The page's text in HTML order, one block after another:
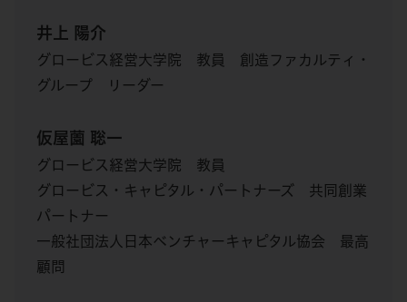
井上 陽介
グロービス経営大学院 教員 創造ファカルティ・
グループ リーダー
仮屋薗 聡一
グロービス経営大学院 教員
グロービス・キャピタル・パートナーズ 共同創業
パートナー
一般社団法人日本ベンチャーキャピタル協会 最高
顧問